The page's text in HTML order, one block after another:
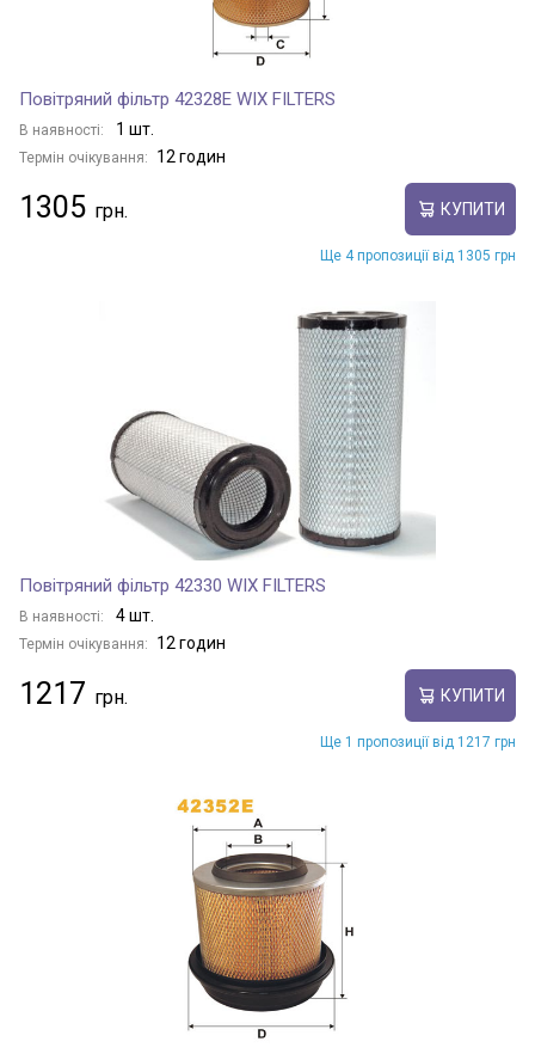
Повітряний фільтр 42328E WIX FILTERS
В наявності: 1 шт.
Термін очікування: 12 годин
1305 КУПИТИ
Ще 4 пропозиції від 1305 грн
Повітряний фільтр 42330 WIX FILTERS
В наявності: 4 шт.
Термін очікування: 12 годин
1217 КУПИТИ
Ще 1 пропозиції від 1217 грн